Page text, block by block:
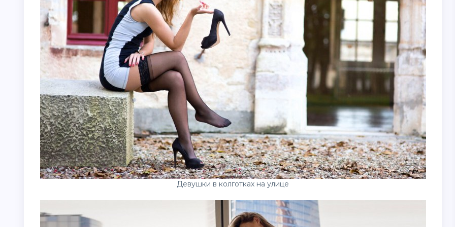
Девушки в колготках на улице